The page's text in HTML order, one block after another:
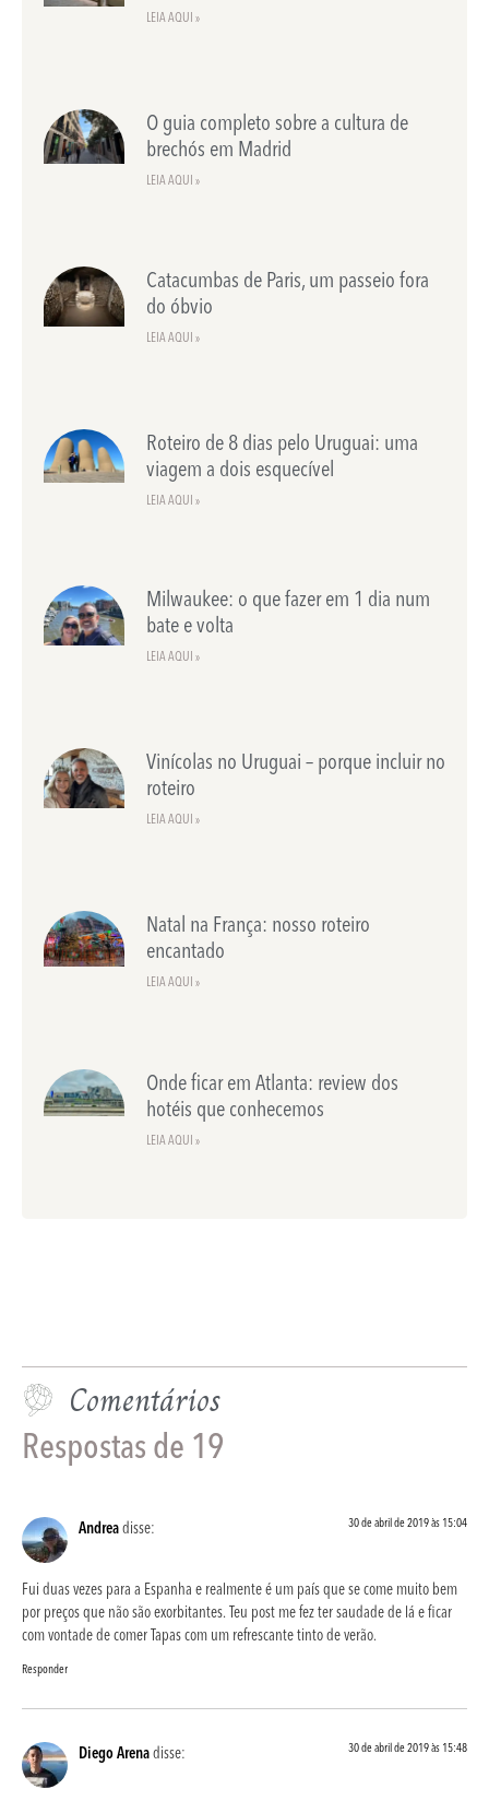
LEIA AQUI »
O guia completo sobre a cultura de
brechós em Madrid
LEIA AQUI »
Catacumbas de Paris, um passeio fora
do óbvio
LEIA AQUI »
Roteiro de 8 dias pelo Uruguai: uma
viagem a dois esquecível
LEIA AQUI »
Milwaukee: o que fazer em 1 dia num
bate e volta
LEIA AQUI »
Vinícolas no Uruguai – porque incluir no
roteiro
LEIA AQUI »
Natal na França: nosso roteiro
encantado
LEIA AQUI »
Onde ficar em Atlanta: review dos
hotéis que conhecemos
LEIA AQUI »
Comentários
Respostas de 19
Andreadisse: 30 de abril de 2019 às 15:04
Fui duas vezes para a Espanha e realmente é um país que se come muito bem
por preços que não são exorbitantes. Teu post me fez ter saudade de lá e ficar
com vontade de comer Tapas com um refrescante tinto de verão.
Responder
Diego Arenadisse: 30 de abril de 2019 às 15:48